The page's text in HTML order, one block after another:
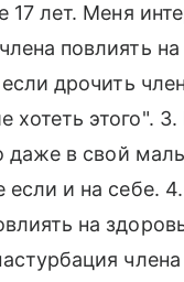
17 лет. Меня
повлиять
дрочить
этого".
в свой
и на себе.
на
члена